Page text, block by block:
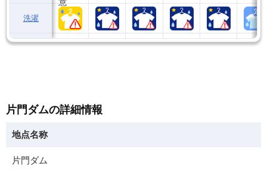
洗濯
片門ダムの詳細情報
地点名称
片門ダム